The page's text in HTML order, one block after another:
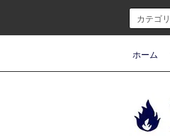
ホーム